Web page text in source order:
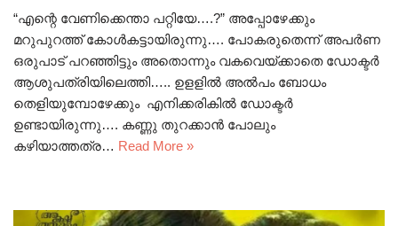
“എന്റെ വേണിക്കെന്താ പറ്റിയേ….?” അപ്പോഴേക്കും
മറുപുറത്ത് കോൾകട്ടായിരുന്നു…. പോകരുതെന്ന് അപർണ
ഒരുപാട് പറഞ്ഞിട്ടും അതൊന്നും വകവെയ്ക്കാതെ ഡോക്ടർ
ആശുപത്രിയിലെത്തി….. ഉളളിൽ അൽപം ബോധം
തെളിയുമ്പോഴേക്കും എനിക്കരികിൽ ഡോക്ടർ
ഉണ്ടായിരുന്നു…. കണ്ണു തുറക്കാൻ പോലും
കഴിയാത്തത്ര… Read More »